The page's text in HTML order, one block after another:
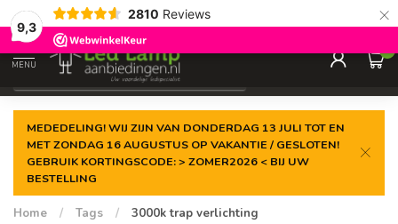
9,3
2810 Reviews ×
Gegarandeerde delaagste prijs
MENU
0
MEDEDELING! WIJ ZIJN VAN DONDERDAG 13 JULI TOT EN
MET ZONDAG 16 AUGUSTUS OP VAKANTIE / GESLOTEN!
GEBRUIK KORTINGSCODE: > ZOMER2026 < BIJ UW
BESTELLING
Home / Tags / 3000k trap verlichting